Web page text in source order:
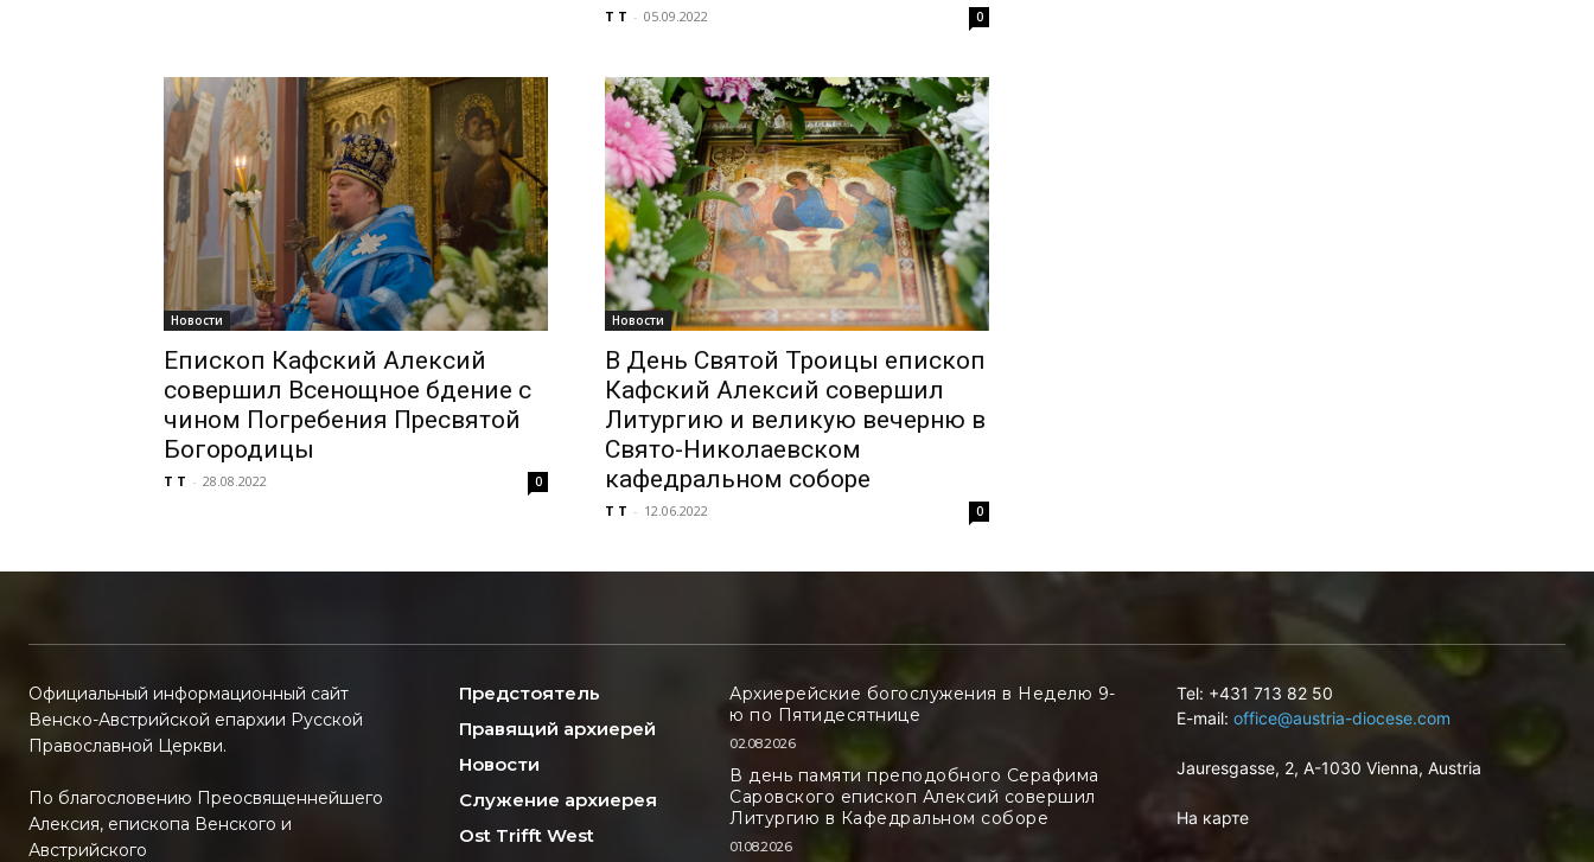
T T - 05.09.2022 0
Новости
Епископ Кафский Алексий
совершил Всенощное бдение с
чином Погребения Пресвятой
Богородицы
T T - 28.08.2022 0
Новости
В День Святой Троицы епископ
Кафский Алексий совершил
Литургию и великую вечерню в
Свято-Николаевском
кафедральном соборе
T T - 12.06.2022 0
Официальный информационный сайт
Венско-Австрийской епархии Русской
Православной Церкви.
По благословению Преосвященнейшего
Алексия, епископа Венского и
Австрийского
Предстоятель
Правящий архиерей
Новости
Служение архиерея
Ost Trifft West
Архиерейские богослужения в Неделю 9-
ю по Пятидесятнице
02.08.2026
В день памяти преподобного Серафима
Саровского епископ Алексий совершил
Литургию в Кафедральном соборе
01.08.2026
Tel: +431 713 82 50
E-mail: office@austria-diocese.com
Jauresgasse, 2, A-1030 Vienna, Austria
На карте